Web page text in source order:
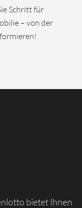
Schritt für
– von der
bietet Ihnen